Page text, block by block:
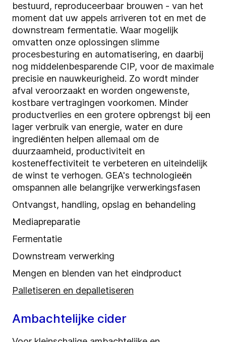
bestuurd, reproduceerbaar brouwen - van het
moment dat uw appels arriveren tot en met de
downstream fermentatie. Waar mogelijk
omvatten onze oplossingen slimme
procesbesturing en automatisering, en daarbij
nog middelenbesparende CIP, voor de maximale
precisie en nauwkeurigheid. Zo wordt minder
afval veroorzaakt en worden ongewenste,
kostbare vertragingen voorkomen. Minder
productverlies en een grotere opbrengst bij een
lager verbruik van energie, water en dure
ingrediënten helpen allemaal om de
duurzaamheid, productiviteit en
kosteneffectiviteit te verbeteren en uiteindelijk
de winst te verhogen. GEA's technologieën
omspannen alle belangrijke verwerkingsfasen
Ontvangst, handling, opslag en behandeling
Mediapreparatie
Fermentatie
Downstream verwerking
Mengen en blenden van het eindproduct
Palletiseren en depalletiseren
Ambachtelijke cider